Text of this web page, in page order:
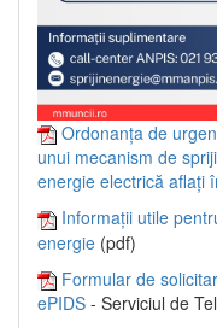
Ordonanța de
unui mecanism de
energie electrică aflați
Informații utile
energie (pdf)
Formular de
ePIDS - Serviciul de